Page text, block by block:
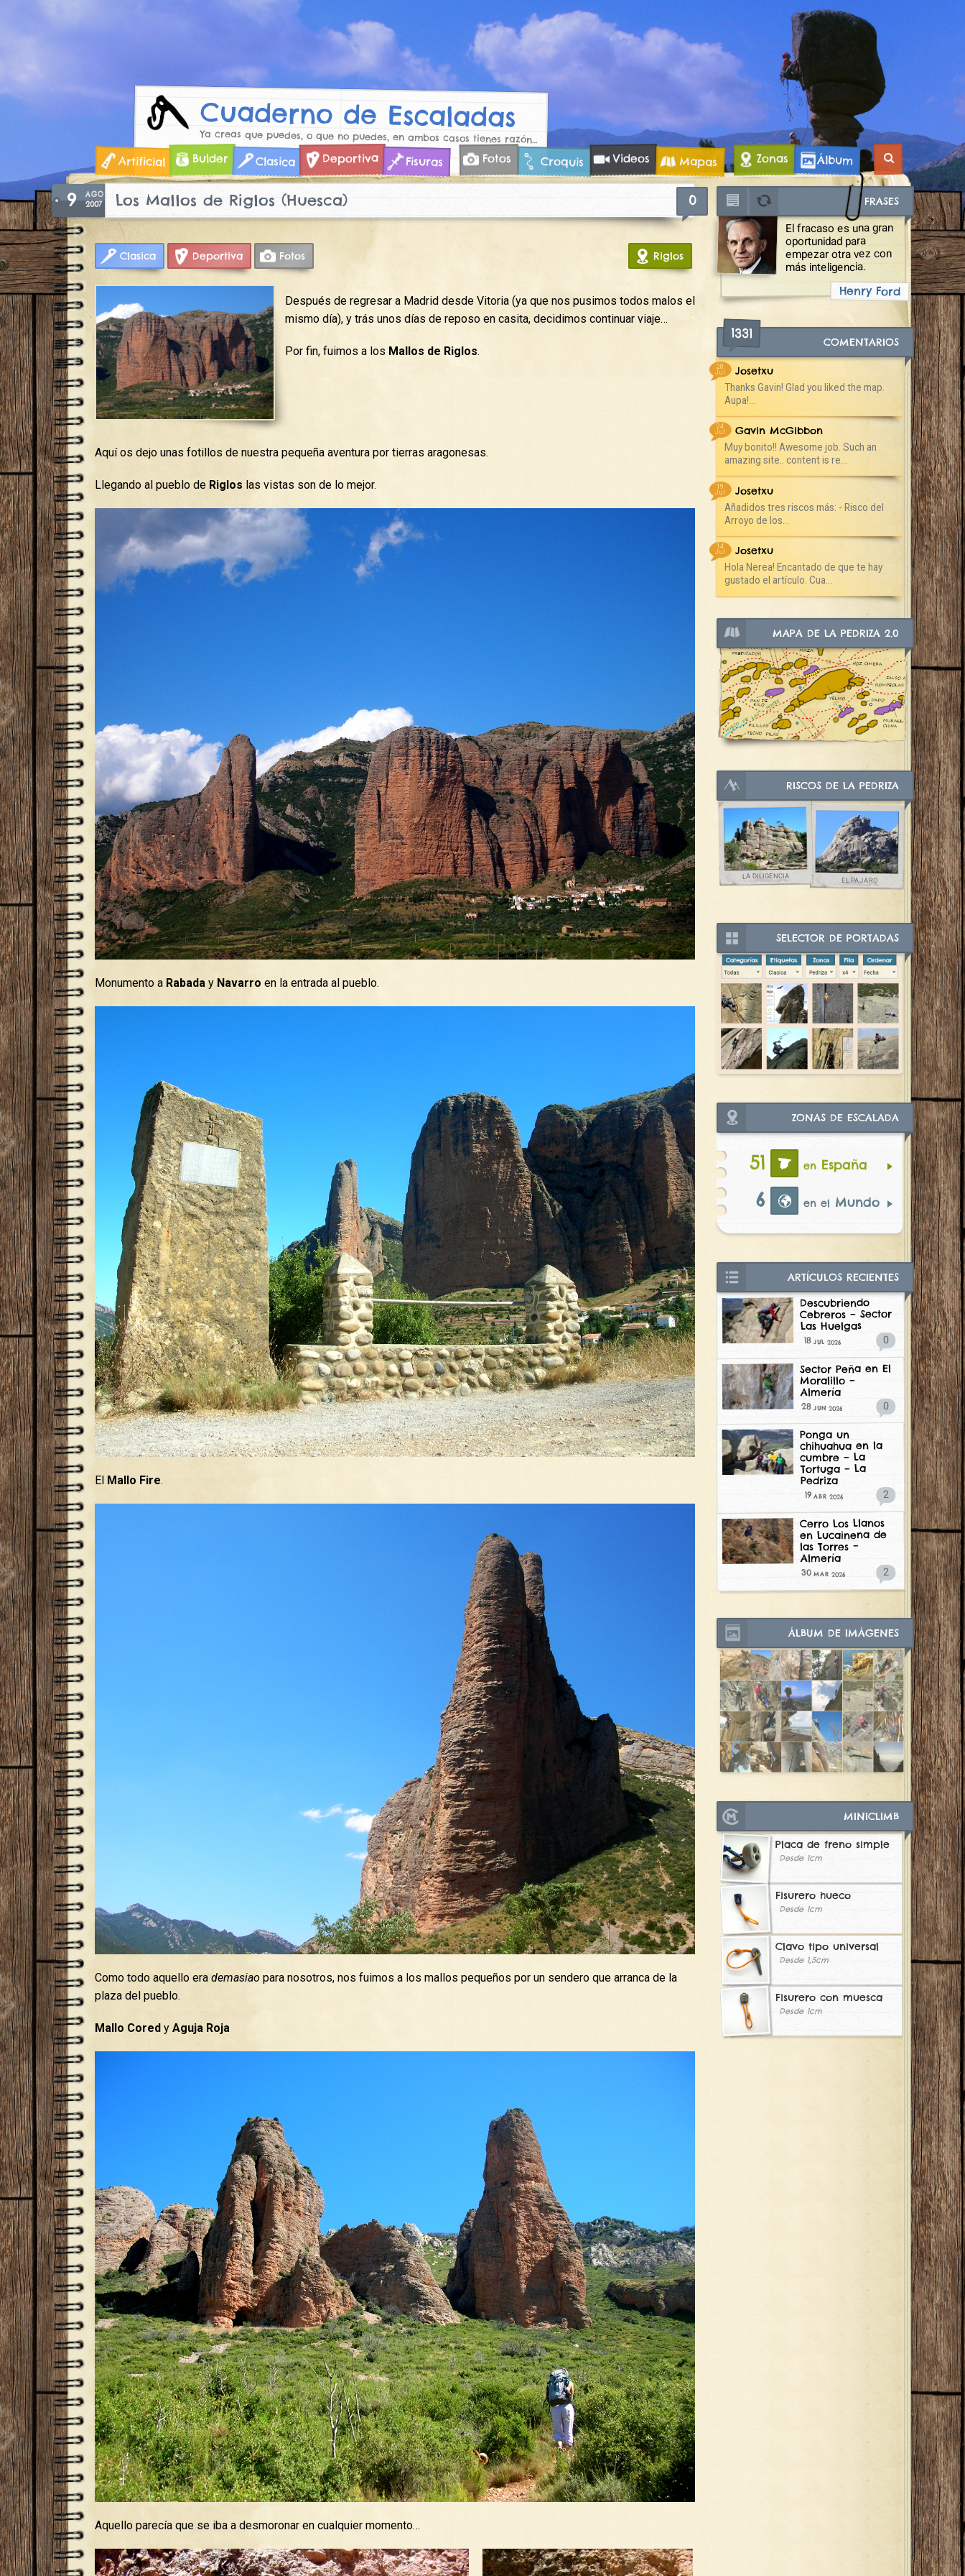
content
Cuaderno de Escaladas
Ya creas que puedes, o que no puedes, en ambos casos tienes razón…
Artificial Bulder Clasica Deportiva Fisuras Fotos Croquis Videos Mapas Zonas Álbum
Los Mallos de Riglos (Huesca)
Clasica Deportiva Fotos Riglos
9 AGO
2007 0
Después de regresar a Madrid desde Vitoria (ya que nos pusimos todos malos el
mismo día), y trás unos días de reposo en casita, decidimos continuar viaje…
Por fin, fuimos a los Mallos de Riglos.
Aquí os dejo unas fotillos de nuestra pequeña aventura por tierras aragonesas.
Llegando al pueblo de Riglos las vistas son de lo mejor.
Monumento a Rabada y Navarro en la entrada al pueblo.
El Mallo Fire.
Como todo aquello era demasiao para nosotros, nos fuimos a los mallos pequeños por un sendero que arranca de la
plaza del pueblo.
Mallo Cored y Aguja Roja
Aquello parecía que se iba a desmoronar en cualquier momento…
FRASES
El fracaso es una gran
oportunidad para
empezar otra vez con
más inteligencia.
Henry Ford
COMENTARIOS
1331
28
Jul
Josetxu
Thanks Gavin! Glad you liked the map.
Aupa!...
24
Jul
Gavin McGibbon
Muy bonito!! Awesome job. Such an
amazing site.. content is re...
19
Jul
Josetxu
Añadidos tres riscos más: - Risco del
Arroyo de los...
14
Jul
Josetxu
Hola Nerea! Encantado de que te hay
gustado el artículo. Cua...
MAPA DE LA PEDRIZA 2.0
RISCOS DE LA PEDRIZA
LA DILIGENCIA EL PAJARO
SELECTOR DE PORTADAS
ZONAS DE ESCALADA
51 en España
6 en el Mundo
ARTÍCULOS RECIENTES
Descubriendo
Cebreros – Sector
Las Huelgas
18 JUL 2026 0
Sector Peña en El
Moralillo –
Almería
28 JUN 2026 0
Ponga un
chihuahua en la
cumbre – La
Tortuga – La
Pedriza
19 ABR 2026 2
Cerro Los Llanos
en Lucainena de
las Torres –
Almería
30 MAR 2026 2
ÁLBUM DE IMÁGENES
MINICLIMB
Placa de freno simple
Desde 1cm
Fisurero hueco
Desde 1cm
Clavo tipo universal
Desde 1,5cm
Fisurero con muesca
Desde 1cm